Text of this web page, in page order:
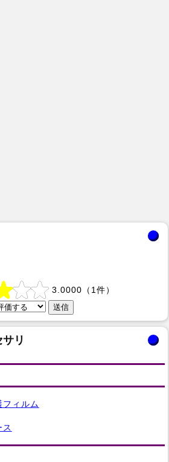
3.0000 （ 1 件）
リ
ィルム